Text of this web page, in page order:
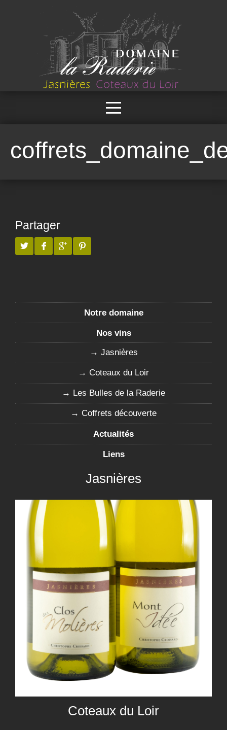
Partager
Notre domaine
Nos vins
Jasnières
Coteaux du Loir
Les Bulles de la Raderie
Coffrets découverte
Actualités
Liens
Jasnières
Coteaux du Loir